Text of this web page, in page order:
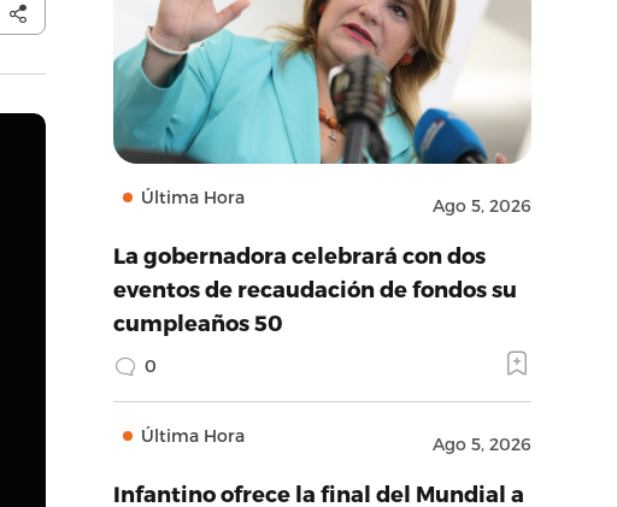
Última Hora Ago 5, 2026
La gobernadora celebrará con dos
eventos de recaudación de fondos su
cumpleaños 50
0
Última Hora Ago 5, 2026
Infantino ofrece la final del Mundial a